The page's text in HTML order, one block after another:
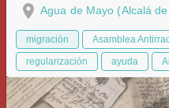
Agua de Mayo (Alcalá
migración
Asamblea
regularización
ayuda